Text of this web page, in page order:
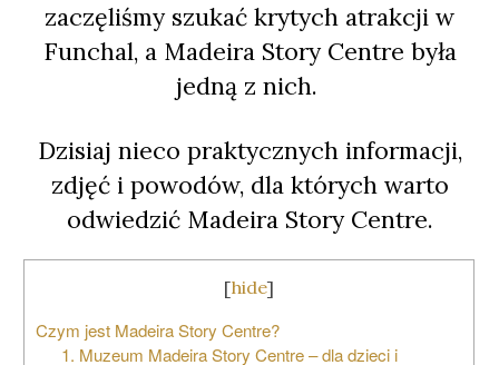
zaczęliśmy szukać krytych atrakcji w
Funchal, a Madeira Story Centre była
jedną z nich.
Dzisiaj nieco praktycznych informacji,
zdjęć i powodów, dla których warto
odwiedzić Madeira Story Centre.
[hide]
Czym jest Madeira Story Centre?
1. Muzeum Madeira Story Centre – dla dzieci i